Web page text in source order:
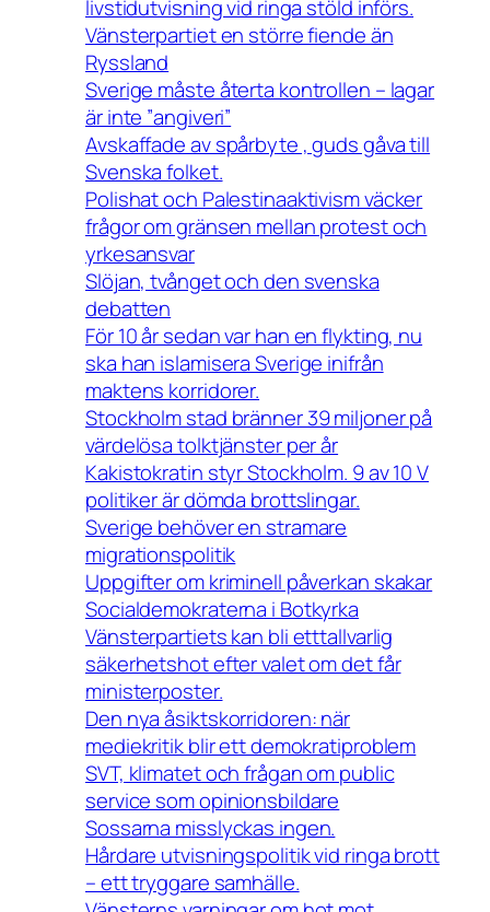
livstidutvisning vid ringa stöld införs.
Vänsterpartiet en större fiende än
Ryssland
Sverige måste återta kontrollen – lagar
är inte ”angiveri”
Avskaffade av spårbyte , guds gåva till
Svenska folket.
Polishat och Palestinaaktivism väcker
frågor om gränsen mellan protest och
yrkesansvar
Slöjan, tvånget och den svenska
debatten
För 10 år sedan var han en flykting, nu
ska han islamisera Sverige inifrån
maktens korridorer.
Stockholm stad bränner 39 miljoner på
värdelösa tolktjänster per år
Kakistokratin styr Stockholm. 9 av 10 V
politiker är dömda brottslingar.
Sverige behöver en stramare
migrationspolitik
Uppgifter om kriminell påverkan skakar
Socialdemokraterna i Botkyrka
Vänsterpartiets kan bli etttallvarlig
säkerhetshot efter valet om det får
ministerposter.
Den nya åsiktskorridoren: när
mediekritik blir ett demokratiproblem
SVT, klimatet och frågan om public
service som opinionsbildare
Sossarna misslyckas ingen.
Hårdare utvisningspolitik vid ringa brott
– ett tryggare samhälle.